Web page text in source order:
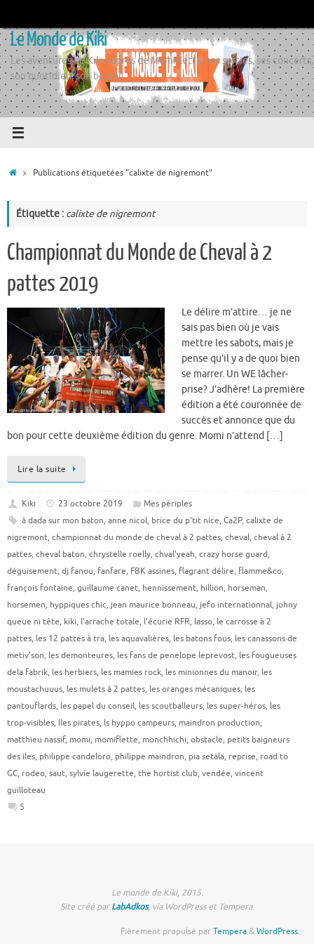
contenu
Le Monde de Kiki
Les aventures de Kiki auprès de Momiflette, ses sorties, ses concerts,
son quotidien, son boulot
AccueilPublications étiquetées "calixte de nigremont"
Étiquette : calixte de nigremont
Championnat du Monde de Cheval à 2
pattes 2019
Le délire m’attire… je ne
sais pas bien où je vais
mettre les sabots, mais je
pense qu’il y a de quoi bien
se marrer. Un WE lâcher-
prise? J’adhère! La première
édition a été couronnée de
succès et annonce que du
bon pour cette deuxième édition du genre. Momi n’attend […]
Lire la suite
Kiki 23 octobre 2019
Mes périples
à dada sur mon baton, anne nicol, brice du p'tit nice, Ca2P, calixte de
nigremont, championnat du monde de cheval à 2 pattes, cheval, cheval à 2
pattes, cheval baton, chrystelle roelly, chval'yeah, crazy horse guard,
déguisement, dj fanou, fanfare, FBK assines, flagrant délire, flamme&co,
françois fontaine, guillaume canet, hennissement, hillion, horseman,
horsemen, hyppiques chic, jean maurice bonneau, jefo internationnal, johny
queue ni tête, kiki, l'arrache totale, l'écurie RFR, lasso, le carrosse à 2
pattes, les 12 pattes à tra, les aquavalières, les batons fous, les canassons de
metiv'son, les demonteures, les fans de penelope leprevost, les fougueuses
dela fabrik, les herbiers, les mamies rock, les minionnes du manoir, les
moustachuuus, les mulets à 2 pattes, les oranges mécaniques, les
pantouflards, les papel du conseil, les scoutballeurs, les super-héros, les
trop-visibles, lles pirates, ls hyppo campeurs, maindron production,
matthieu nassif, momi, momiflette, monchhichi, obstacle, petits baigneurs
des iles, philippe candeloro, philippe maindron, pia setälä, reprise, road to
GC, rodeo, saut, sylvie laugerette, the hortist club, vendée, vincent
guilloteau
5
Le monde de Kiki, 2015.
Site créé parLabAdkos, via WordPress et Tempera.
Fièrement propulsé parTempera&WordPress.